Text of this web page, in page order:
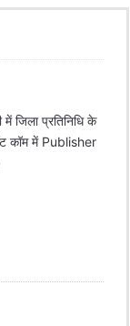
जिला प्रतिनिधि के
कॉम में Publisher